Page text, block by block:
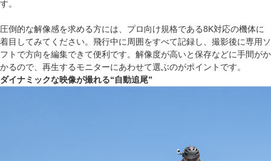
す。
圧倒的な解像感を求める方には、プロ向け規格である8K対応の機体に
着目してみてください。飛行中に周囲をすべて記録し、撮影後に専用ソ
フトで方向を編集できて便利です。解像度が高いと保存などに手間がか
かるので、再生するモニターにあわせて選ぶのがポイントです。
ダイナミックな映像が撮れる“自動追尾”